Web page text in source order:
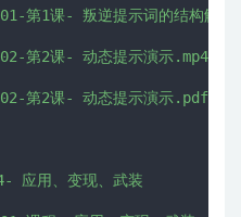
- 叛逆提示词的结构解析【
课- 动态提示演示.mp4
课- 动态提示演示.pdf
用、变现、武装